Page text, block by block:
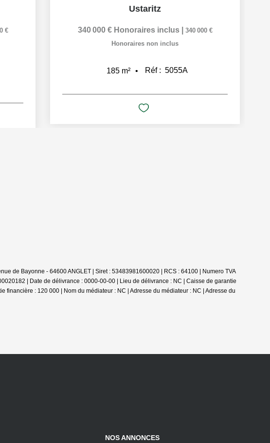
€
Ustaritz
340 000 € Honoraires inclus
340 000 €
Honoraires non inclus
185 m² Réf : 5055A
de Bayonne - 64600 ANGLET | Siret : 53483981600020 | RCS : 64100 | Numero TVA
| Date de délivrance : 0000-00-00 | Lieu de délivrance : NC | Caisse de garantie
: 120 000 | Nom du médiateur : NC | Adresse du médiateur : NC | Adresse du
NOS ANNONCES